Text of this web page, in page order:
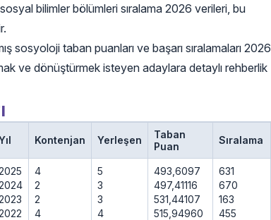
bilimler bölümleri sıralama 2026 verileri, bu
sosyoloji taban puanları ve başarı sıralamaları 2026
ve dönüştürmek isteyen adaylara detaylı rehberlik
Kontenjan Yerleşen
Taban
Puan
Sıralama
4
2
2
4
5
3
3
4
493,6097
497,41116
531,44107
515,94960
631
670
163
455